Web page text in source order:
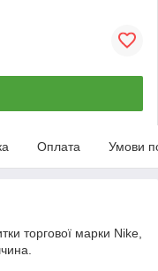
Оплата Умови
торгової марки Nike,